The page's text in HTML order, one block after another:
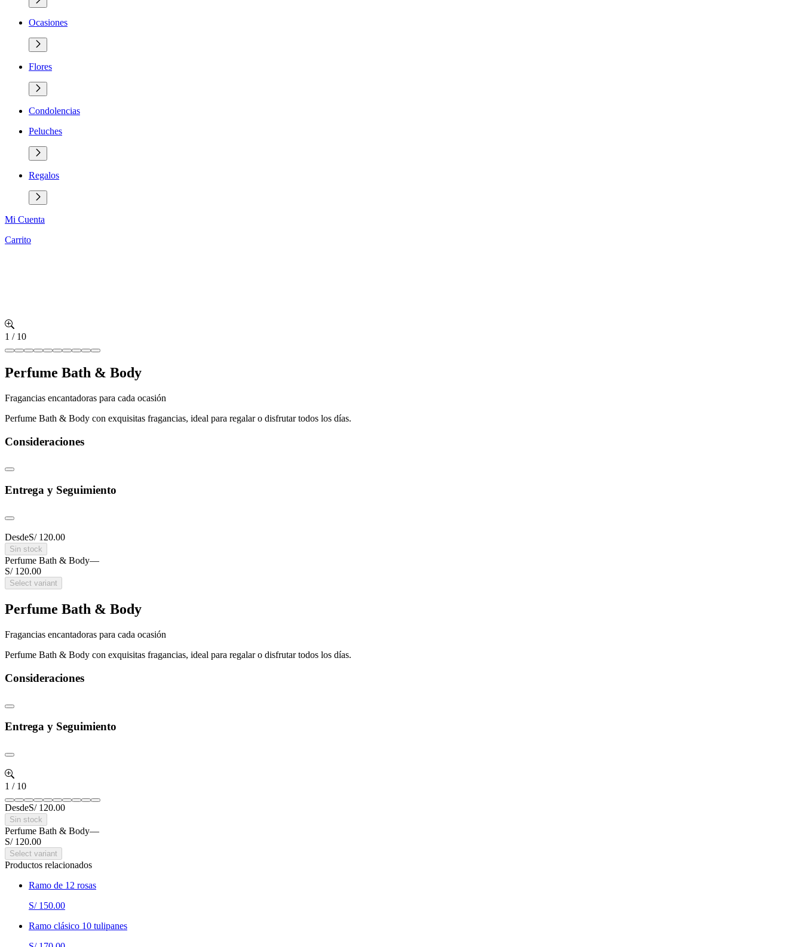
Ocasiones
Flores
Condolencias
Peluches
Regalos
Mi Cuenta
Carrito
1 / 10
Perfume Bath & Body
Fragancias encantadoras para cada ocasión
Perfume Bath & Body con exquisitas fragancias, ideal para regalar o disfrutar todos los días.
Consideraciones
Entrega y Seguimiento
DesdeS/ 120.00
Sin stock
Perfume Bath & Body—
S/ 120.00
Select variant
Perfume Bath & Body
Fragancias encantadoras para cada ocasión
Perfume Bath & Body con exquisitas fragancias, ideal para regalar o disfrutar todos los días.
Consideraciones
Entrega y Seguimiento
1 / 10
DesdeS/ 120.00
Sin stock
Perfume Bath & Body—
S/ 120.00
Select variant
Productos relacionados
Ramo de 12 rosas
S/ 150.00
Ramo clásico 10 tulipanes